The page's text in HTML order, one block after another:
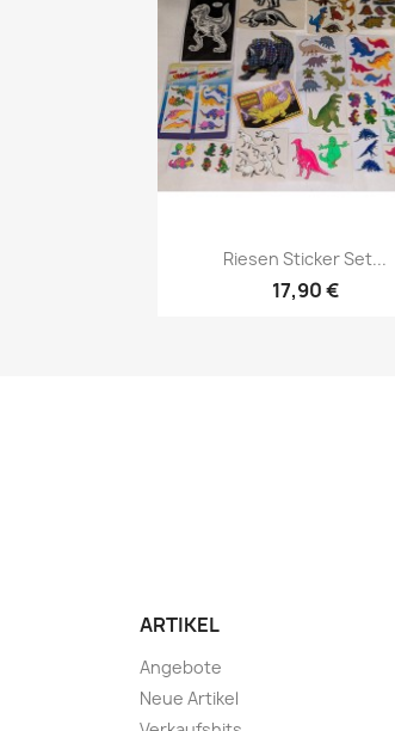
Riesen Sticker Set...
17,90 €
ARTIKEL
Angebote
Neue Artikel